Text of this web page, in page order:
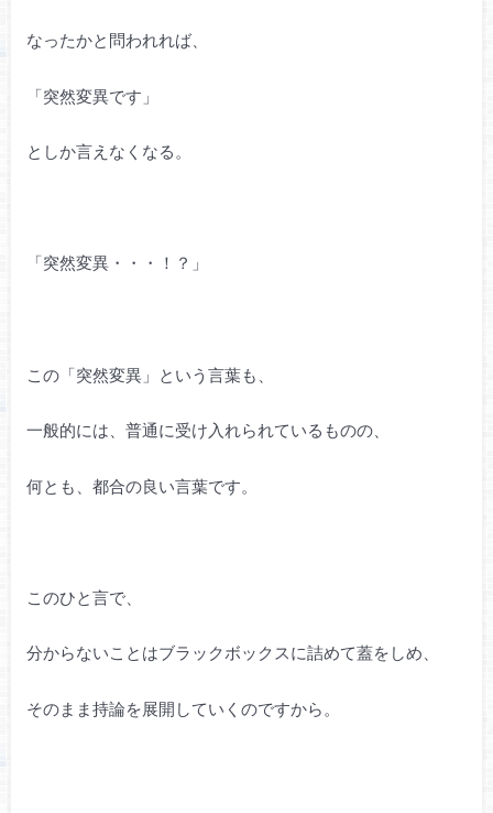
なったかと問われれば、
「突然変異です」
としか言えなくなる。
「突然変異・・・！？」
この「突然変異」という言葉も、
一般的には、普通に受け入れられているものの、
何とも、都合の良い言葉です。
このひと言で、
分からないことはブラックボックスに詰めて蓋をしめ、
そのまま持論を展開していくのですから。